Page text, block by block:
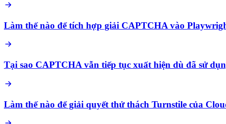
Làm thế nào để tích hợp giải CAPTCHA vào
Tại sao CAPTCHA vẫn tiếp tục xuất hiện dù đã sử
Làm thế nào để giải quyết thử thách Turnstile của